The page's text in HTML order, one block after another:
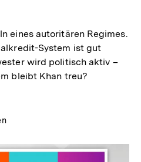
eines autoritären Regimes.
System ist gut
wird politisch aktiv –
bleibt Khan treu?